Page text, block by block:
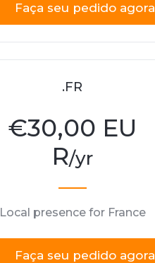
Faça seu pedido agora
.FR
€30,00 EU
R/yr
Local presence for France
Faça seu pedido agora